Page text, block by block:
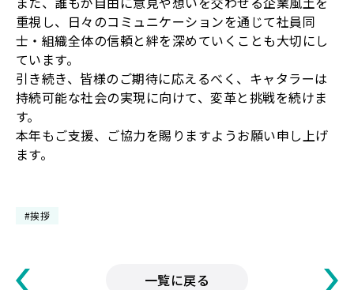
重視し、日々のコミュニケーションを通じて社員同
士・組織全体の信頼と絆を深めていくことも大切にし
ています。
引き続き、皆様のご期待に応えるべく、キャタラーは
持続可能な社会の実現に向けて、変革と挑戦を続けま
す。
本年もご支援、ご協力を賜りますようお願い申し上げ
ます。
#挨拶
一覧に戻る